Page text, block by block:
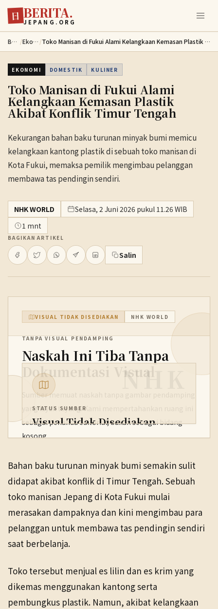
Lewati ke konten utama
日 BERITA.
JEPANG.ORG
Berita / Ekonomi / Toko Manisan di Fukui Alami Kelangkaan Kemasan Plastik Akibat Konflik Timur Tengah
EKONOMI DOMESTIK KULINER
Toko Manisan di Fukui Alami
Kelangkaan Kemasan Plastik
Akibat Konflik Timur Tengah
Kekurangan bahan baku turunan minyak bumi memicu
kelangkaan kantong plastik di sebuah toko manisan di
Kota Fukui, memaksa pemilik mengimbau pelanggan
membawa tas pendingin sendiri.
NHK WORLD
Selasa, 2 Juni 2026 pukul 11.26 WIB
1 mnt
BAGIKAN ARTIKEL
Salin
VISUAL TIDAK DISEDIAKAN NHK WORLD
TANPA VISUAL PENDAMPING
Naskah Ini Tiba Tanpa
Dokumentasi Visual
Sumber memuat naskah tanpa gambar pendamping
yang layak tayang. Kami mempertahankan ruang ini
sebagai penanda editorial, bukan sebagai bidang
kosong.
NHK
STATUS SUMBER
Visual Tidak Disediakan
2 Jun 2026
Bahan baku turunan minyak bumi semakin sulit
didapat akibat konflik di Timur Tengah. Sebuah
toko manisan Jepang di Kota Fukui mulai
merasakan dampaknya dan kini mengimbau para
pelanggan untuk membawa tas pendingin sendiri
saat berbelanja.
Toko tersebut menjual es lilin dan es krim yang
dikemas menggunakan kantong serta
pembungkus plastik. Namun, akibat kelangkaan